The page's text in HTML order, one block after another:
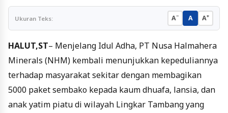
Ukuran Teks: A− A A+
HALUT,ST– Menjelang Idul Adha, PT Nusa Halmahera
Minerals (NHM) kembali menunjukkan kepeduliannya
terhadap masyarakat sekitar dengan membagikan
5000 paket sembako kepada kaum dhuafa, lansia, dan
anak yatim piatu di wilayah Lingkar Tambang yang